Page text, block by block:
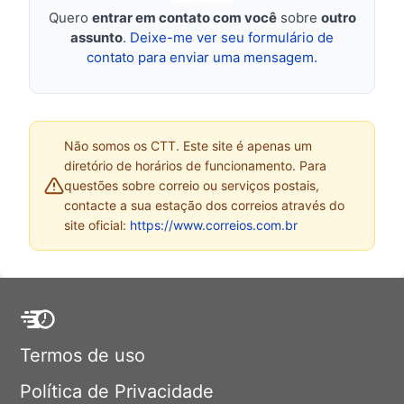
Quero entrar em contato com vocêsobre outro
assunto. Deixe-me ver seu formulário de
contato para enviar uma mensagem.
Não somos os CTT. Este site é apenas um
diretório de horários de funcionamento. Para
questões sobre correio ou serviços postais,
contacte a sua estação dos correios através do
site oficial: https://www.correios.com.br
Termos de uso
Política de Privacidade